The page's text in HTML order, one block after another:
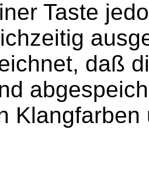
Taste
daß